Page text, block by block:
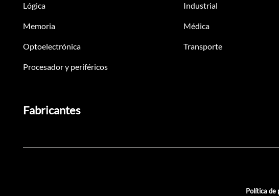
Lógica
Memoria
Optoelectrónica
Procesador y periféricos
Industrial
Médica
Transporte
Fabricantes
Política de